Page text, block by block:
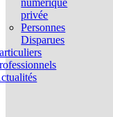
numérique
privée
Personnes
Disparues